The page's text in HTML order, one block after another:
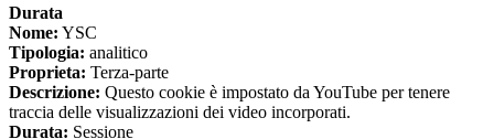
Durata
Nome: YSC
Tipologia: analitico
Proprieta: Terza-parte
Descrizione: Questo cookie è impostato da YouTube per tenere
traccia delle visualizzazioni dei video incorporati.
Durata: Sessione